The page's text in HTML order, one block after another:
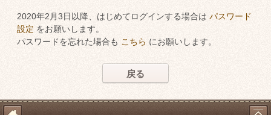
2020年2月3日以降、はじめてログインする場合は パスワード
設定 をお願いします。
パスワードを忘れた場合も こちら にお願いします。
戻る